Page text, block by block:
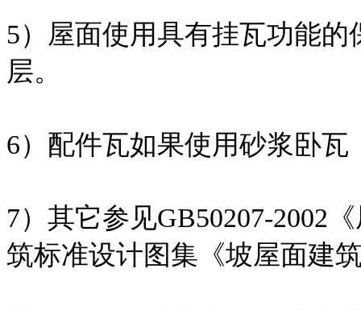
5）屋面使用具有挂瓦功能
层。
6）配件瓦如果使用砂浆卧
7）其它参见GB50207-2002
筑标准设计图集《坡屋面建